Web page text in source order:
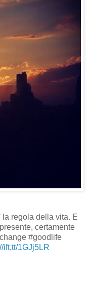
la regola della vita. E
certamente
#goodlife
ift.tt/1GJj5LR